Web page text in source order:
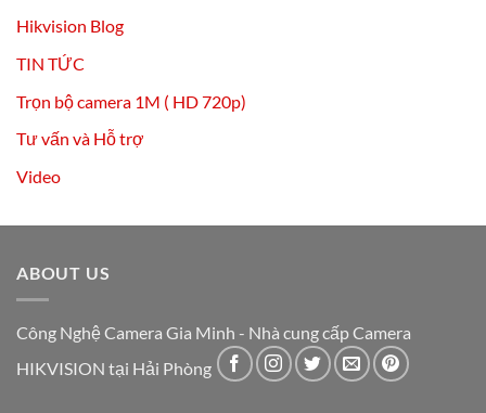
Hikvision Blog
TIN TỨC
Trọn bộ camera 1M ( HD 720p)
Tư vấn và Hỗ trợ
Video
ABOUT US
Công Nghệ Camera Gia Minh - Nhà cung cấp Camera
HIKVISION tại Hải Phòng